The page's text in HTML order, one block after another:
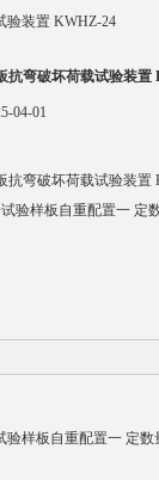
装置 KWHZ-24
抗弯破坏荷载试验装置
04-01
抗弯破坏荷载试验装置
验样板自重配置一 定
验样板自重配置一 定数